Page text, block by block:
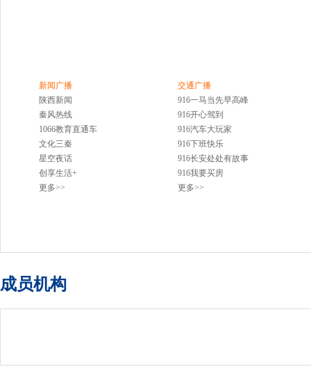
新闻广播
陕西新闻
秦风热线
1066教育直通车
文化三秦
星空夜话
创享生活+
更多>>
交通广播
916一马当先早高峰
916开心驾到
916汽车大玩家
916下班快乐
916长安处处有故事
916我要买房
更多>>
成员机构